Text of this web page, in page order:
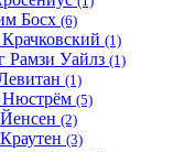
Босх (6)
(1)
Рамзи Уайлз (1)
(1)
(5)
(2)
(3)